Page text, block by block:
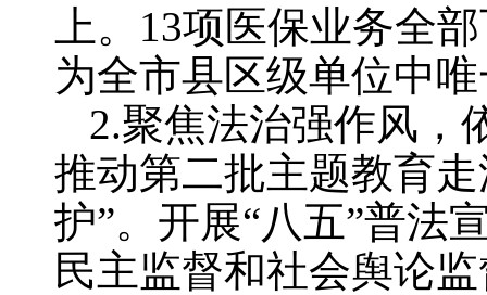
上。13项医保业务全
为全市县区级单位中
2.聚焦法治强作风，
推动第二批主题教育
护”。开展“八五”普法
民主监督和社会舆论